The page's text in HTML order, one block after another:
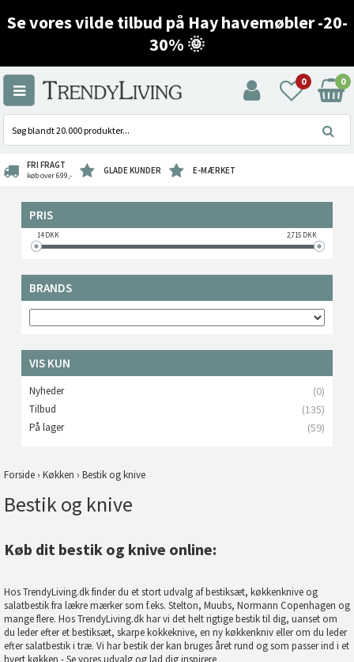
Se vores vilde tilbud på Hay havemøbler -20-
30% 🌞
0 0
FRI FRAGT
køb over 699,- GLADE KUNDER E-MÆRKET
PRIS
14DKK 2,715DKK
BRANDS
VIS KUN
Nyheder (0)
Tilbud (135)
På lager (59)
Forside › Køkken › Bestik og knive
Bestik og knive
Køb dit bestik og knive online:
Hos TrendyLiving.dk finder du et stort udvalg af bestiksæt, køkkenknive og
salatbestik fra lækre mærker som f.eks. Stelton, Muubs, Normann Copenhagen og
mange flere. Hos TrendyLiving.dk har vi det helt rigtige bestik til dig, uanset om
du leder efter et bestiksæt, skarpe kokkeknive, en ny køkkenkniv eller om du leder
efter salatbestik i træ. Vi har bestik der kan bruges året rund og som passer ind i et